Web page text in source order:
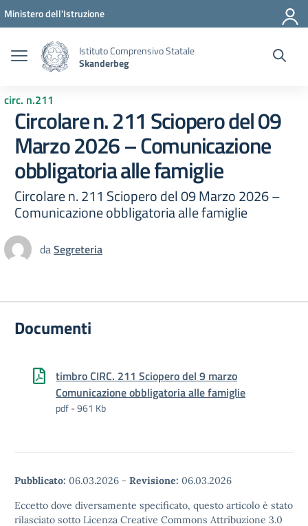
Vai ai contenuti
Vai al menu di navigazione
Vai al footer
Ministero dell'Istruzione
Istituto Comprensivo Statale
Skanderbeg
circ. n.211
Circolare n. 211 Sciopero del 09
Marzo 2026 – Comunicazione
obbligatoria alle famiglie
Circolare n. 211 Sciopero del 09 Marzo 2026 –
Comunicazione obbligatoria alle famiglie
daSegreteria
Documenti
timbro CIRC. 211 Sciopero del 9 marzo
Comunicazione obbligatoria alle famiglie
pdf - 961 Kb
Pubblicato: 06.03.2026 - Revisione: 06.03.2026
Eccetto dove diversamente specificato, questo articolo è stato
rilasciato sotto Licenza Creative Commons Attribuzione 3.0